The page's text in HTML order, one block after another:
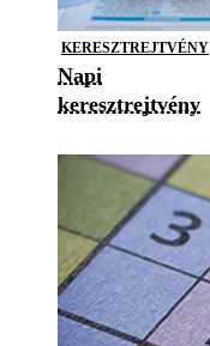
KERESZTREJTVÉNY
Napi
keresztrejtvény